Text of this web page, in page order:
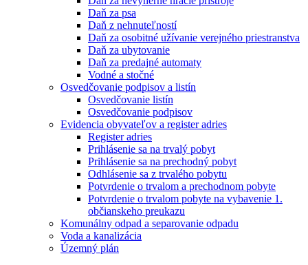
Daň za psa
Daň z nehnuteľností
Daň za osobitné užívanie verejného priestranstva
Daň za ubytovanie
Daň za predajné automaty
Vodné a stočné
Osvedčovanie podpisov a listín
Osvedčovanie listín
Osvedčovanie podpisov
Evidencia obyvateľov a register adries
Register adries
Prihlásenie sa na trvalý pobyt
Prihlásenie sa na prechodný pobyt
Odhlásenie sa z trvalého pobytu
Potvrdenie o trvalom a prechodnom pobyte
Potvrdenie o trvalom pobyte na vybavenie 1.
občianskeho preukazu
Komunálny odpad a separovanie odpadu
Voda a kanalizácia
Územný plán